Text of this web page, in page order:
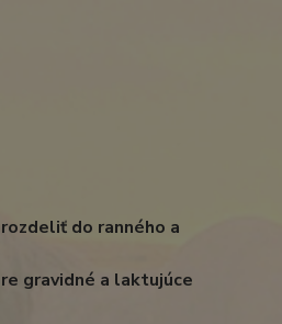
do ranného a
gravidné a laktujúce